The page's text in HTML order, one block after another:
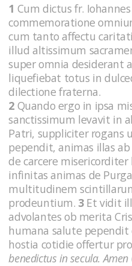
1 Cum dictus fr.
commemoratione
cum tanto affectu
illud altissimum
super omnia desiderant
liquefiebat totus in
dilectione fraterna.
2 Quando ergo in ipsa
sanctissimum levavit in
Patri, suppliciter rogans
pependit, animas illas
de carcere
infinitas animas de
multitudinem
prodeuntium. 3Et vidit
advolantes ob merita
humana salute
hostia cotidie offertur
benedictus in secula. Amen